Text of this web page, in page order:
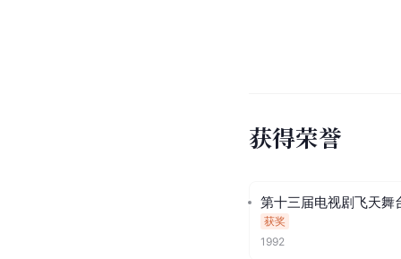
获得荣誉
第十三届电视剧飞天舞
获奖
1992